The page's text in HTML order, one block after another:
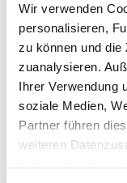
Wir verwenden
personalisieren,
zu können und die
zuanalysieren.
Ihrer Verwendung
soziale Medien,
Partner führen
weiteren